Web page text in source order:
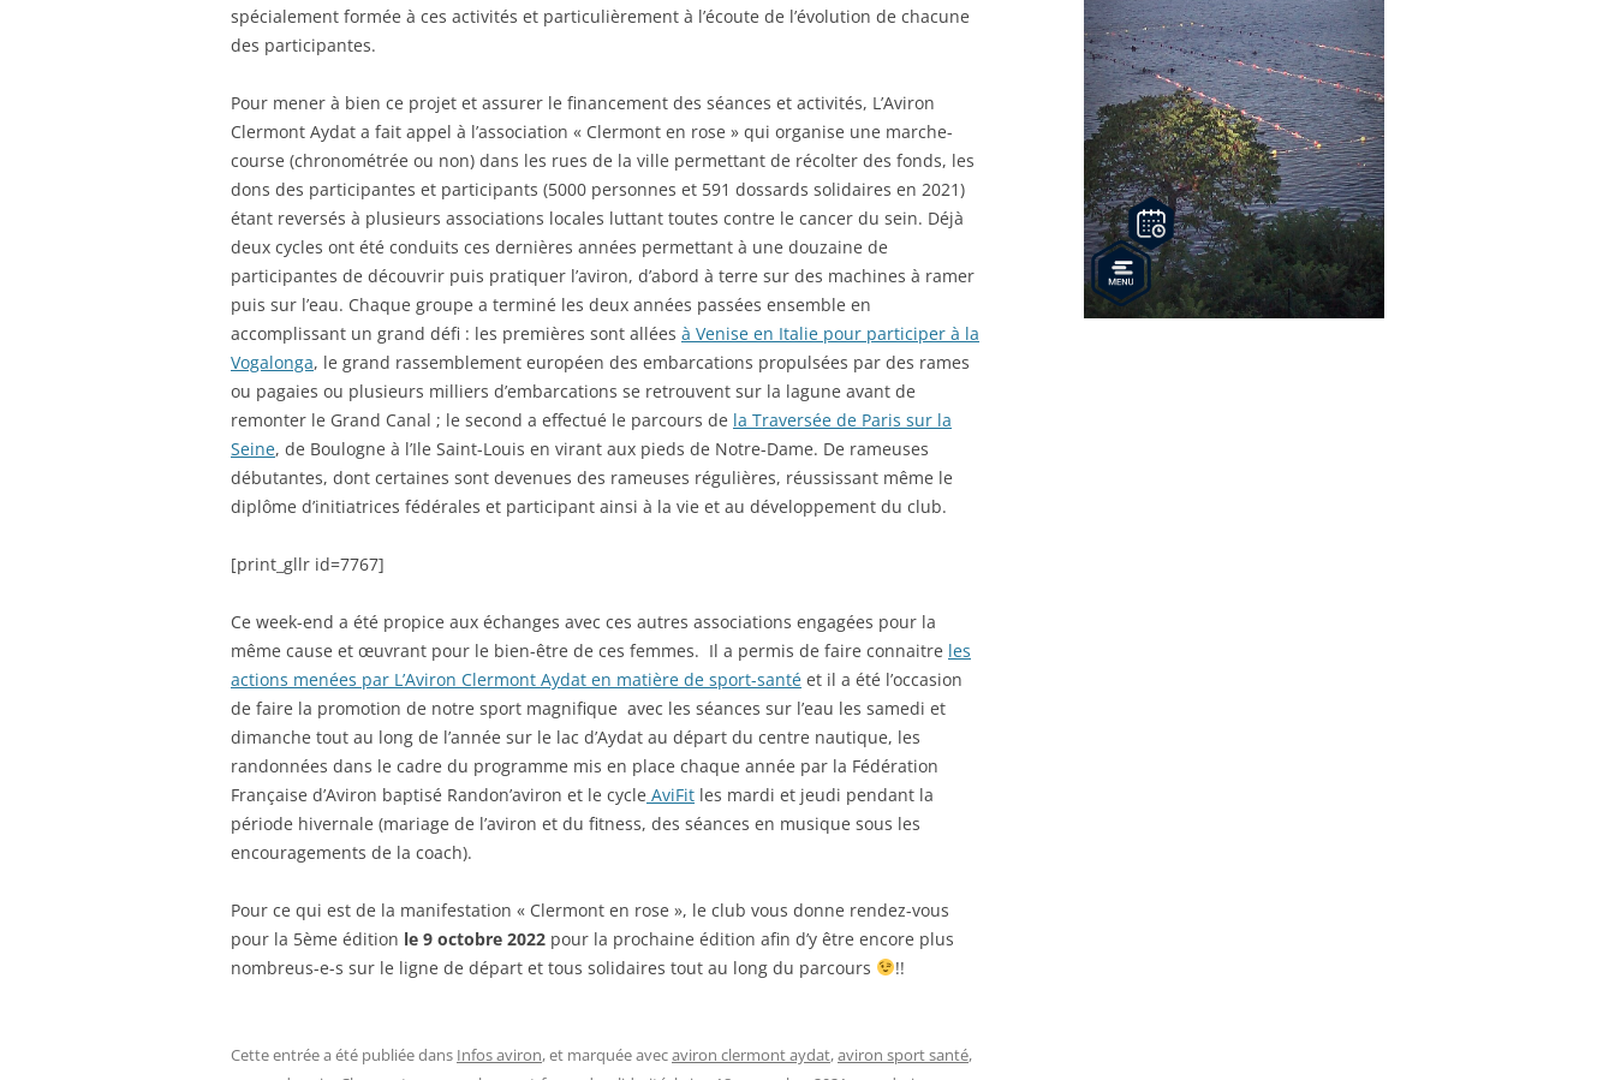
spécialement formée à ces activités et particulièrement à l’écoute de l’évolution de chacune
des participantes.
Pour mener à bien ce projet et assurer le financement des séances et activités, L’Aviron
Clermont Aydat a fait appel à l’association « Clermont en rose » qui organise une marche-
course (chronométrée ou non) dans les rues de la ville permettant de récolter des fonds, les
dons des participantes et participants (5000 personnes et 591 dossards solidaires en 2021)
étant reversés à plusieurs associations locales luttant toutes contre le cancer du sein. Déjà
deux cycles ont été conduits ces dernières années permettant à une douzaine de
participantes de découvrir puis pratiquer l’aviron, d’abord à terre sur des machines à ramer
puis sur l’eau. Chaque groupe a terminé les deux années passées ensemble en
accomplissant un grand défi : les premières sont allées à Venise en Italie pour participer à la
Vogalonga, le grand rassemblement européen des embarcations propulsées par des rames
ou pagaies ou plusieurs milliers d’embarcations se retrouvent sur la lagune avant de
remonter le Grand Canal ; le second a effectué le parcours de la Traversée de Paris sur la
Seine, de Boulogne à l’Ile Saint-Louis en virant aux pieds de Notre-Dame. De rameuses
débutantes, dont certaines sont devenues des rameuses régulières, réussissant même le
diplôme d’initiatrices fédérales et participant ainsi à la vie et au développement du club.
[print_gllr id=7767]
Ce week-end a été propice aux échanges avec ces autres associations engagées pour la
même cause et œuvrant pour le bien-être de ces femmes. Il a permis de faire connaitre les
actions menées par L’Aviron Clermont Aydat en matière de sport-santé et il a été l’occasion
de faire la promotion de notre sport magnifique avec les séances sur l’eau les samedi et
dimanche tout au long de l’année sur le lac d’Aydat au départ du centre nautique, les
randonnées dans le cadre du programme mis en place chaque année par la Fédération
Française d’Aviron baptisé Randon’aviron et le cycle AviFit les mardi et jeudi pendant la
période hivernale (mariage de l’aviron et du fitness, des séances en musique sous les
encouragements de la coach).
Pour ce qui est de la manifestation « Clermont en rose », le club vous donne rendez-vous
pour la 5ème édition le 9 octobre 2022 pour la prochaine édition afin d’y être encore plus
nombreus-e-s sur le ligne de départ et tous solidaires tout au long du parcours
!!
Cette entrée a été publiée dans Infos aviron, et marquée avecaviron clermont aydat,aviron sport santé,